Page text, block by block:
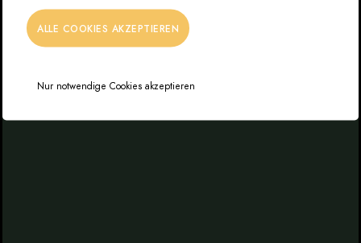
ALLE COOKIES AKZEPTIEREN
Nur notwendige Cookies akzeptieren